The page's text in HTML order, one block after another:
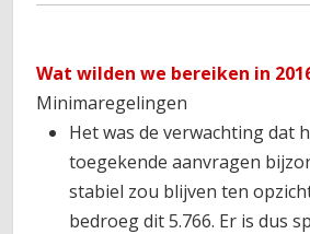
Wat wilden we bereiken in
Minimaregelingen
Het was de verwachting dat
toegekende aanvragen
stabiel zou blijven ten
bedroeg dit 5.766. Er is dus